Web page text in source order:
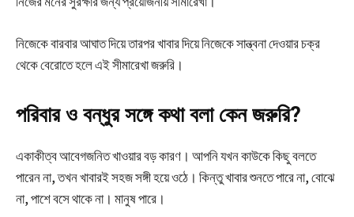
নিজেকে বারবার আঘাত দিয়ে তারপর খাবার দিয়ে নিজেকে সান্ত্বনা দেওয়ার চক্র
থেকে বেরোতে হলে এই সীমারেখা জরুরি।
পরিবার ও বন্ধুর সঙ্গে কথা বলা কেন জরুরি?
একাকীত্ব আবেগজনিত খাওয়ার বড় কারণ। আপনি যখন কাউকে কিছু বলতে
পারেন না, তখন খাবারই সহজ সঙ্গী হয়ে ওঠে। কিন্তু খাবার শুনতে পারে না, বোঝে
না, পাশে বসে থাকে না। মানুষ পারে।